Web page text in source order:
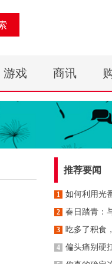
游戏 商讯
推荐要闻
1 如何利用光
2 春日踏青：
3 吃多了积食
4 偏头痛别硬